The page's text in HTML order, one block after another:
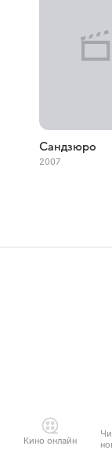
Сандзюро
2007
Кино онлайн